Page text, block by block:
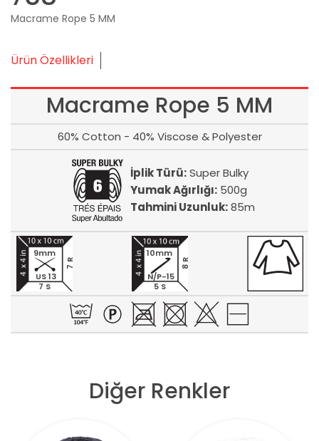
Macrame Rope 5 MM
Ürün Özellikleri
Macrame Rope 5 MM
60% Cotton - 40% Viscose & Polyester
İplik Türü:Super Bulky
Yumak Ağırlığı:500g
Tahmini Uzunluk:85m
7 S
7 R
9mm
US 13
5 S
8 R
10mm
N/P-15
Diğer Renkler